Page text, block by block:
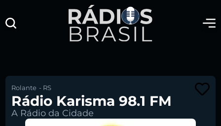
Rolante - RS
Rádio Karisma 98.1 FM
A Rádio da Cidade